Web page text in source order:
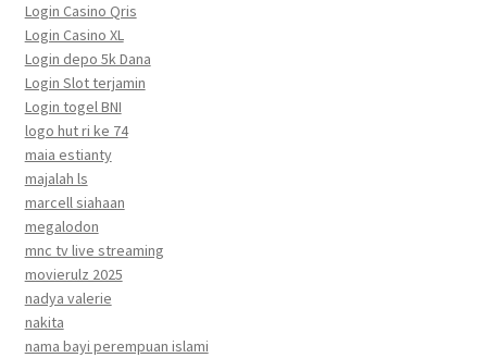
Login Casino Qris
Login Casino XL
Login depo 5k Dana
Login Slot terjamin
Login togel BNI
logo hut ri ke 74
maia estianty
majalah ls
marcell siahaan
megalodon
mnc tv live streaming
movierulz 2025
nadya valerie
nakita
nama bayi perempuan islami